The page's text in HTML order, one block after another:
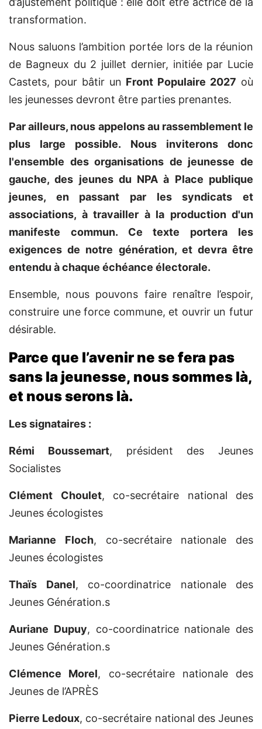
transformation.
Nous saluons l’ambition portée lors de la réunion
de Bagneux du 2 juillet dernier, initiée par Lucie
Castets, pour bâtir un Front Populaire 2027 où
les jeunesses devront être parties prenantes.
Par ailleurs, nous appelons au rassemblement le
plus large possible. Nous inviterons donc
l'ensemble des organisations de jeunesse de
gauche, des jeunes du NPA à Place publique
jeunes, en passant par les syndicats et
associations, à travailler à la production d'un
manifeste commun. Ce texte portera les
exigences de notre génération, et devra être
entendu à chaque échéance électorale.
Ensemble, nous pouvons faire renaître l’espoir,
construire une force commune, et ouvrir un futur
désirable.
Parce que l’avenir ne se fera pas
sans la jeunesse, nous sommes là,
et nous serons là.
Les signataires :
Rémi Boussemart, président des Jeunes
Socialistes
Clément Choulet, co-secrétaire national des
Jeunes écologistes
Marianne Floch, co-secrétaire nationale des
Jeunes écologistes
Thaïs Danel, co-coordinatrice nationale des
Jeunes Génération.s
Auriane Dupuy, co-coordinatrice nationale des
Jeunes Génération.s
Clémence Morel, co-secrétaire nationale des
Jeunes de l’APRÈS
Pierre Ledoux, co-secrétaire national des Jeunes